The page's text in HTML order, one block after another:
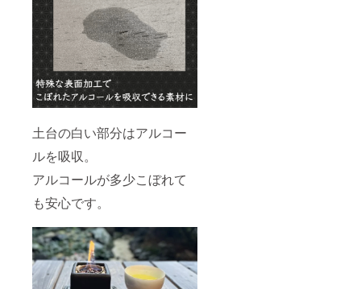
土台の白い部分はアルコー
ルを吸収。
アルコールが多少こぼれて
も安心です。